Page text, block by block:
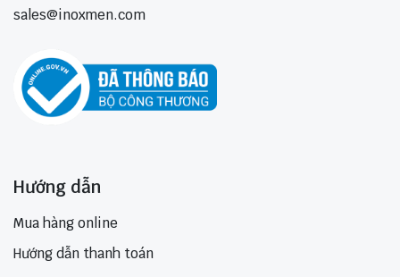
sales@inoxmen.com
Hướng dẫn
Mua hàng online
Hướng dẫn thanh toán